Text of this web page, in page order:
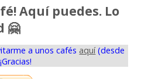
Aquí puedes. Lo
🤗
a unos cafés aquí(desde